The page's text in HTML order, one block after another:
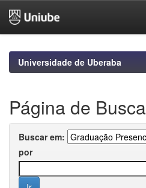
navigationUniversidade de Uberaba
Página de Busca
Buscar em:
por